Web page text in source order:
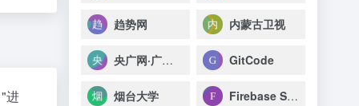
"进
趋势网 内蒙古卫视
央广网·广播直播 GitCode
烟台大学 Firebase Studio